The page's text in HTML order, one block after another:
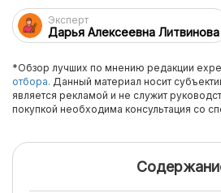
Эксперт
Дарья Алексеевна Литвинова
*Обзор лучших по мнению редакции
отбора. Данный материал носит
является рекламой и не служит
покупкой необходима консультация со